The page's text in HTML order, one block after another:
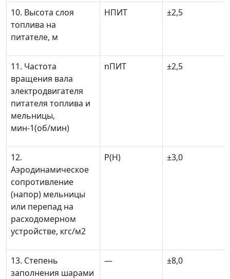
10. Высота слоя
топлива на
питателе, м
НПИТ ±2,5
11. Частота
вращения вала
электродвигателя
питателя топлива и
мельницы,
мин-1(об/мин)
nПИТ ±2,5
12.
Аэродинамическое
сопротивление
(напор) мельницы
или перепад на
расходомерном
устройстве, кгс/м2
Р(Н) ±3,0
13. Степень
заполнения шарами
— ±8,0